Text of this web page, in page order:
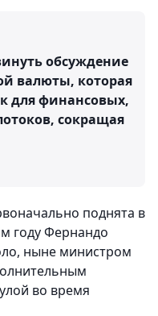
обсуждение
валюты, которая
для финансовых,
сокращая
поднята в
году Фернандо
ныне министром
во время